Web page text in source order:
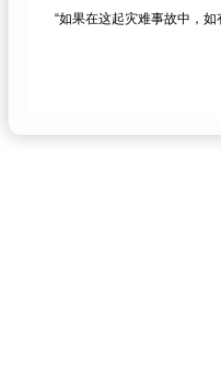
“如果在这起灾难事故中，